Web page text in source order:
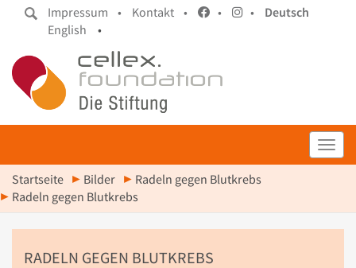
Impressum • Kontakt • • •
Deutsch
English
•
Startseite Bilder
Radeln gegen Blutkrebs
Radeln gegen Blutkrebs
RADELN GEGEN BLUTKREBS